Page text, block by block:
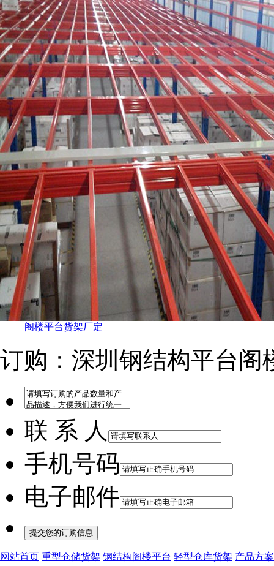
阁楼平台货架厂定
订购：深圳钢结构平台阁
联 系 人
手机号码
电子邮件
网站首页 重型仓储货架 钢结构阁楼平台 轻型仓库货架 产品方